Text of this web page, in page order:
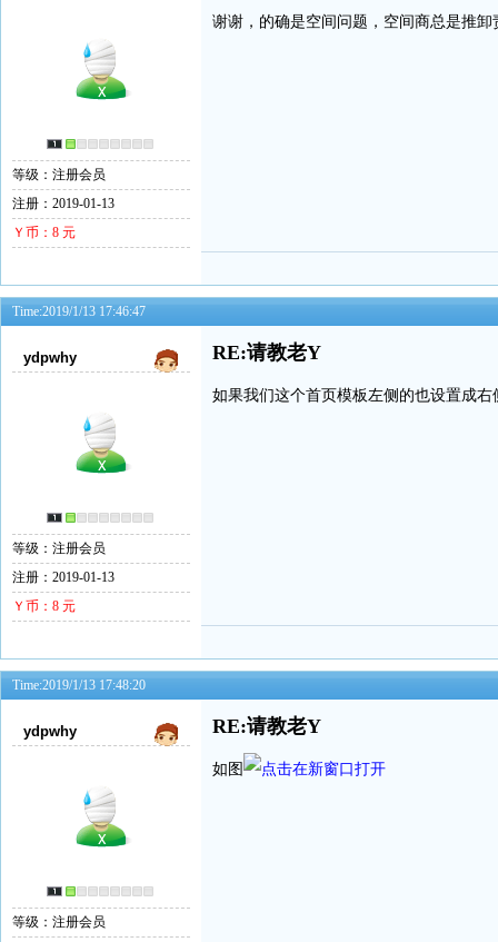
等级：注册会员
注册：2019-01-13
Ｙ币：8 元
谢谢，的确是空间问题，空间商总是推卸
Time:2019/1/13 17:46:47
ydpwhy
等级：注册会员
注册：2019-01-13
Ｙ币：8 元
RE:请教老Y
如果我们这个首页模板左侧的也设置成
Time:2019/1/13 17:48:20
ydpwhy
等级：注册会员
RE:请教老Y
如图